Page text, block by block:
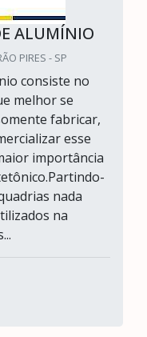
ALUMÍNIO
PIRES - SP
consiste no
melhor se
fabricar,
esse
importância
nada
na